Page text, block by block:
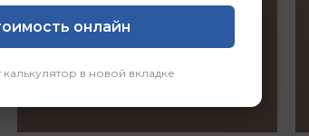
онлайн
в новой вкладке